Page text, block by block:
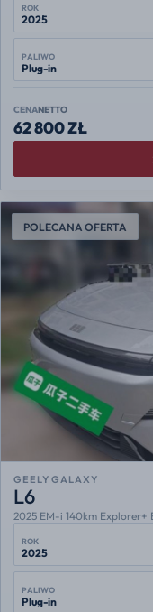
ROK
2025
PALIWO
Plug-in
CENANETTO
62 800 ZŁ
POLECANA OFERTA
GEELY GALAXY
L6
2025 EM-i 140km Explorer+
ROK
2025
PALIWO
Plug-in